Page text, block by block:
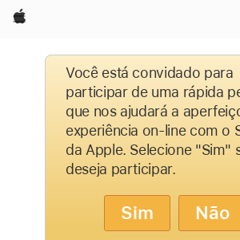
Apple
Você está convidado para
participar de uma rápida
que nos ajudará a
experiência on-line com o
da Apple. Selecione "Sim"
deseja participar.
Sim Não